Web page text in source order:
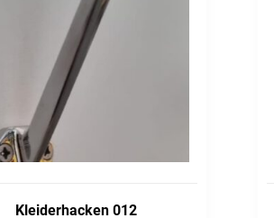
Kleiderhacken 012